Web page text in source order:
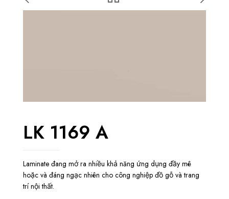
LK 1169 A
Laminate đang mở ra nhiều khả năng ứng dụng đầy mê
hoặc và đáng ngạc nhiên cho công nghiệp đồ gỗ và trang
trí nội thất.